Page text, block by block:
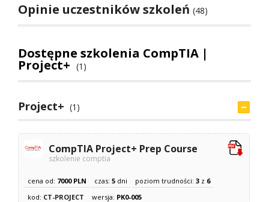
Opinie uczestników szkoleń (48)
Dostępne szkolenia CompTIA |
Project+ (1)
Project+ (1)
CompTIA Project+ Prep Course
szkolenie comptia
cena od: 7000 PLN czas:5 dni poziom trudności:3 z 6
kod: CT-PROJECT wersja: PK0-005